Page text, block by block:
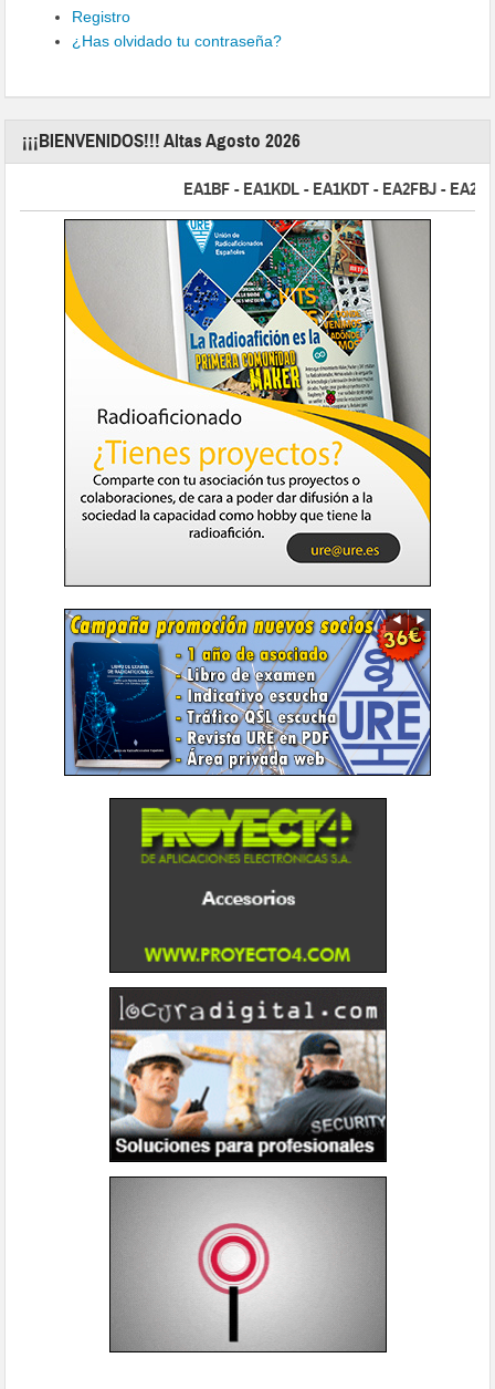
Registro
¿Has olvidado tu contraseña?
¡¡¡BIENVENIDOS!!! Altas Agosto 2026
EA1BF - EA1KDL - EA1KDT - EA2FBJ -